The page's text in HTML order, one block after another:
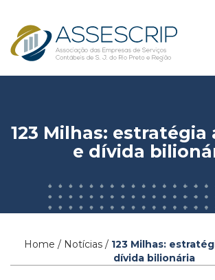
123 Milhas: estratégia
e dívida
Home / Notícias / 123 Milhas:
dívida bilionária